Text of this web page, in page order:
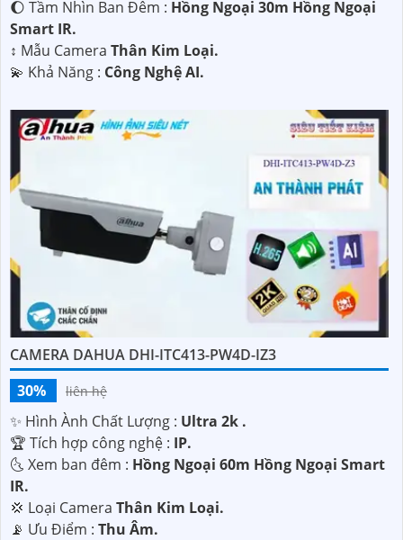
🌔 Tầm Nhìn Ban Đêm : Hồng Ngoại 30m Hồng Ngoại
Smart IR.
↕️ Mẫu Camera Thân Kim Loại.
️💫 Khả Năng : Công Nghệ AI.
CAMERA DAHUA DHI-ITC413-PW4D-IZ3
30%
liên hệ
✨ Hình Ành Chất Lượng : Ultra 2k .
🏆 Tích hợp công nghệ : IP.
🌜 Xem ban đêm : Hồng Ngoại 60m Hồng Ngoại Smart
IR.
💢 Loại Camera Thân Kim Loại.
️📡 Ưu Điểm : Thu Âm.